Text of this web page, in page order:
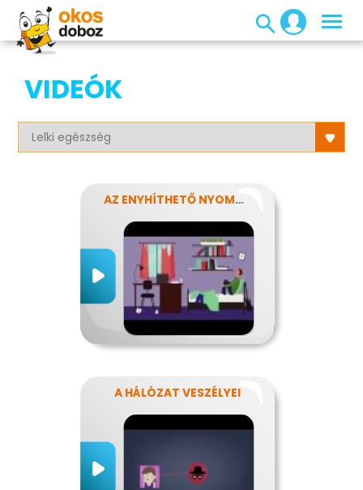
VIDEÓK
AZ ENYHÍTHETŐ NYOMÁS - STRESSZ
A HÁLÓZAT VESZÉLYEI